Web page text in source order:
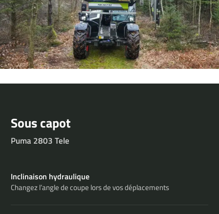
Sous capot
Puma 2803 Tele
Inclinaison hydraulique
Changez l’angle de coupe lors de vos déplacements